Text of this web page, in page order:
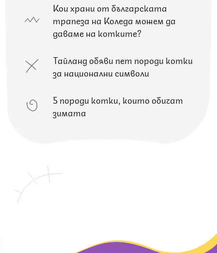
Кои храни от българската
трапеза на Коледа можем да
даваме на котките?
Тайланд обяви пет породи котки
за национални символи
5 породи котки, които обичат
зимата